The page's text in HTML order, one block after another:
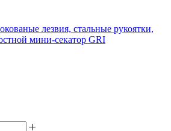
лезвия, стальные рукоятки,
мини-секатор GRI